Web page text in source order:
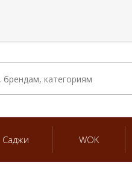
Саджи WOK